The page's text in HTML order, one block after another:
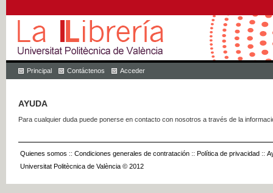
Principal Contáctenos Acceder
AYUDA
Para cualquier duda puede ponerse en contacto con nosotros a través de la
Quienes somos :: Condiciones generales de contratación :: Política de privacidad ::
Universitat Politècnica de València © 2012